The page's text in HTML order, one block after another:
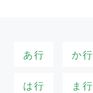
あ行 か行
は行 ま行